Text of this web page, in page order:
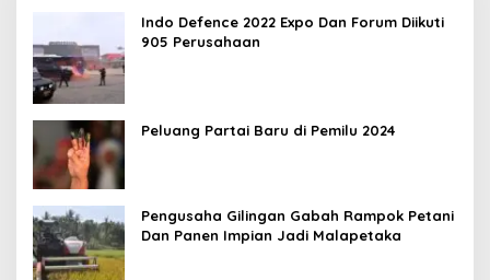
Indo Defence 2022 Expo Dan Forum Diikuti
905 Perusahaan
Peluang Partai Baru di Pemilu 2024
Pengusaha Gilingan Gabah Rampok Petani
Dan Panen Impian Jadi Malapetaka